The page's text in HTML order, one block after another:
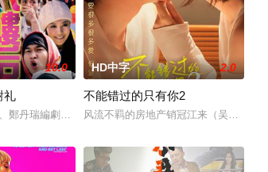
排相亲。原来，雅斯敏的约会对象是乌塔
f
10.0
礼
鄭丹瑞編劇的喜劇《六樓后座》拍出香港新一代的愛情
HD中字 2.0
不能错过的只有你2
风流不羁的房地产销冠江来（吴翊歌 饰